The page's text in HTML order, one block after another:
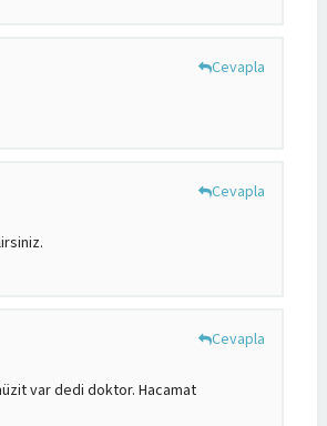
Cevapla
Cevapla
var dedi doktor. Hacamat
Cevapla